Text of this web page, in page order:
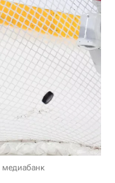
медиабанк